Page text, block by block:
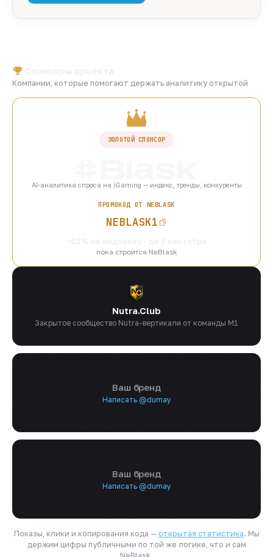
Компании, которые помогают держать аналитику открытой
ЗОЛОТОЙ СПОНСОР
AI-аналитика спроса на iGaming — индекс, тренды, конкуренты
ПРОМОКОД ОТ NEBLASK
NEBLASK1
пока строится NeBlask
Nutra.Club
Закрытое сообщество Nutra-вертикали от команды M1
Ваш бренд
Написать @dumay
Ваш бренд
Написать @dumay
Показы, клики и копирования кода — открытая статистика. Мы
держим цифры публичными по той же логике, что и сам